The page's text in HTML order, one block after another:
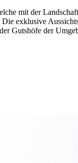
mit der
exklusive
Gutshöfe der